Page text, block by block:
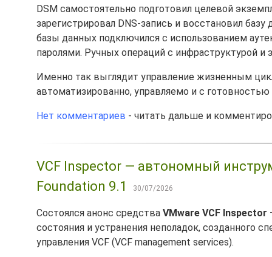
DSM самостоятельно подготовил целевой
зарегистрировал DNS-запись и восстановил
базы данных подключился с использованием
паролями. Ручных операций с инфраструктурой и
Именно так выглядит управление жизненным
автоматизированно, управляемо и с
Нет комментариев - читать дальше и
VCF Inspector — автономный
Foundation 9.1
30/07/2026
Состоялся анонс средства VMware VCF Inspector
состояния и устранения неполадок, созданного
управления VCF (VCF management services).